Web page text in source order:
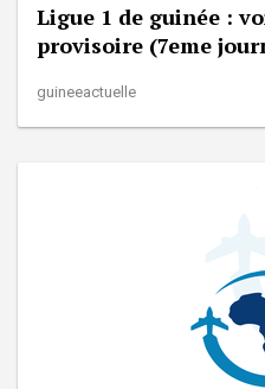
Ligue 1 de guinée :
provisoire (7eme
guineeactuelle